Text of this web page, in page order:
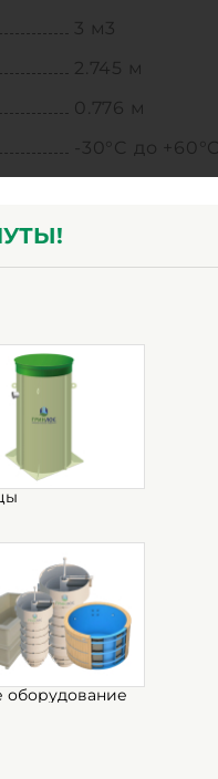
3 м3
2.745 м
0.776 м
-30°C до +60°C
оборудование